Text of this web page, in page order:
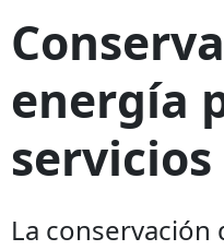
energía
La conservación